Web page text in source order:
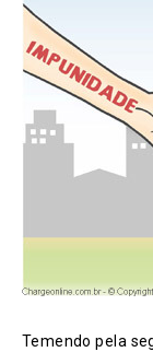
Temendo pela